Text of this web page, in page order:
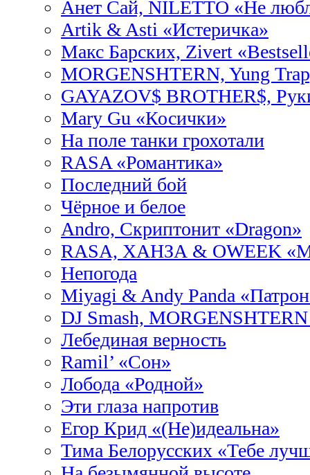
Анет Сай, NILETTO «Не
Artik & Asti «Истеричка»
Макс Барских, Zivert
MORGENSHTERN, Yung
GAYAZOV$ BROTHER$,
Mary Gu «Косички»
На поле танки грохотали
RASA «Романтика»
Последний бой
Чёрное и белое
Andro, Скриптонит «Dragon»
RASA, ХАНЗА & OWEEK
Непогода
Miyagi & Andy Panda
DJ Smash,
Лебединая верность
Ramil’ «Сон»
Лобода «Родной»
Эти глаза напротив
Егор Крид «(Не)идеальна»
Тима Белорусских «Тебе